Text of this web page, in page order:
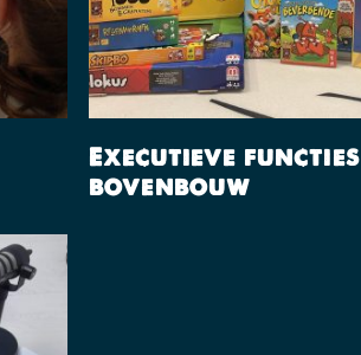
Executieve functies
bovenbouw